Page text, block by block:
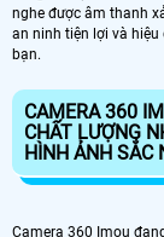
nghe được âm thanh
an ninh tiện lợi và
bạn.
CAMERA 360
CHẤT LƯỢNG
HÌNH ẢNH SẮC
Camera 360 Imou